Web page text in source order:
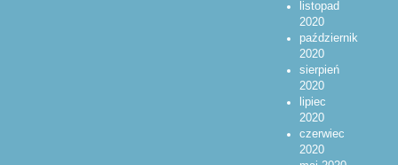
listopad
2020
październik
2020
sierpień
2020
lipiec
2020
czerwiec
2020